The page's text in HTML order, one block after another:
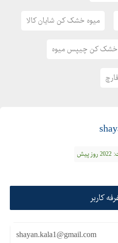
میوه خشک کن شایان کالا
خشک کن چیپس میوه
2022 روز پیش
کاربر
shayan.kala1@gmail.com